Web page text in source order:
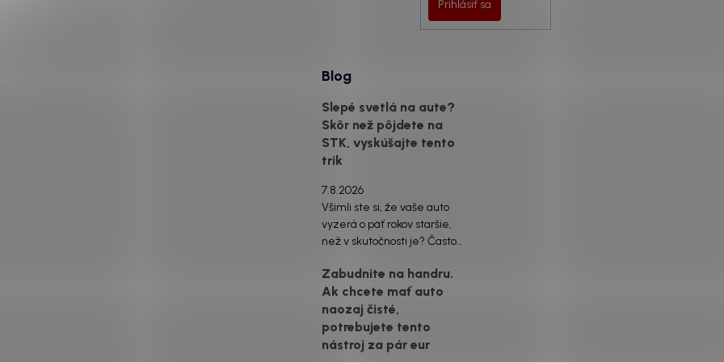
Prihlásiť sa
Blog
Slepé svetlá na aute?
Skôr než pôjdete na
STK, vyskúšajte tento
trik
7.8.2026
Všimli ste si, že vaše auto
vyzerá o päť rokov staršie,
než v skutočnosti je? Často
svetlomety. Ten mliečny,
drsný povrch nie je len
estetická vada. Keď slnko a soľ
urobia svoje, plexisklo začne
svetlo rozptyľovať namiesto
Zabudnite na handru.
Ak chcete mať auto
naozaj čisté,
potrebujete tento
nástroj za pár eur